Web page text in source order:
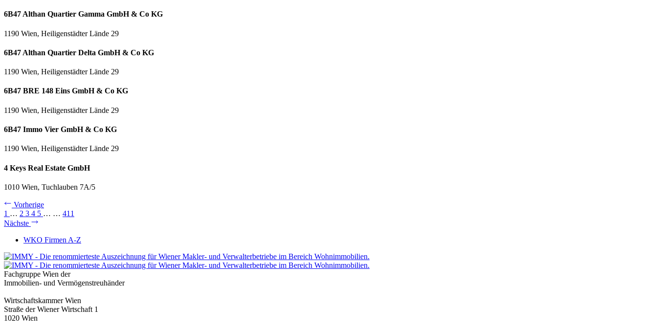
6B47 Althan Quartier Gamma GmbH & Co KG
1190 Wien, Heiligenstädter Lände 29
6B47 Althan Quartier Delta GmbH & Co KG
1190 Wien, Heiligenstädter Lände 29
6B47 BRE 148 Eins GmbH & Co KG
1190 Wien, Heiligenstädter Lände 29
6B47 Immo Vier GmbH & Co KG
1190 Wien, Heiligenstädter Lände 29
4 Keys Real Estate GmbH
1010 Wien, Tuchlauben 7A/5
Vorherige
1 … 2 3 4 5 … … 411
Nächste
WKO Firmen A-Z
Fachgruppe Wien der
Immobilien- und Vermögenstreuhänder
Wirtschaftskammer Wien
Straße der Wiener Wirtschaft 1
1020 Wien